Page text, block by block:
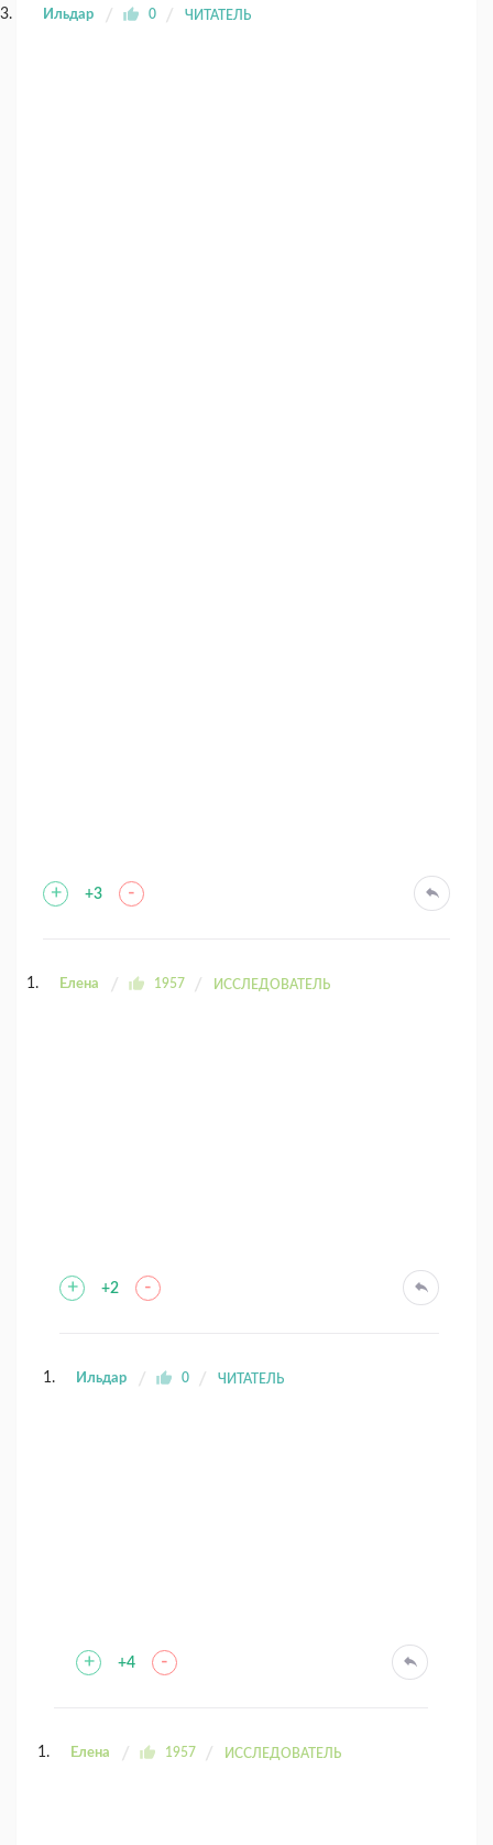
Ильдар 0 ЧИТАТЕЛЬ
+ +3 -
Елена 1957 ИССЛЕДОВАТЕЛЬ
+ +2 -
Ильдар 0 ЧИТАТЕЛЬ
+ +4 -
Елена 1957 ИССЛЕДОВАТЕЛЬ